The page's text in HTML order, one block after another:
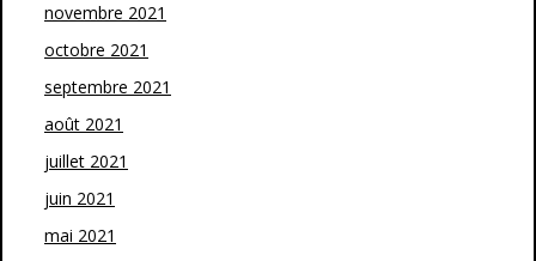
novembre 2021
octobre 2021
septembre 2021
août 2021
juillet 2021
juin 2021
mai 2021